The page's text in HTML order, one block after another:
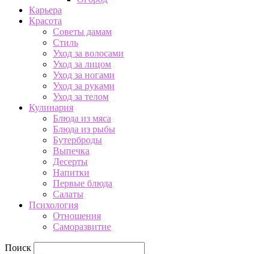
Карьера
Красота
Советы дамам
Стиль
Уход за волосами
Уход за лицом
Уход за ногами
Уход за руками
Уход за телом
Кулинария
Блюда из мяса
Блюда из рыбы
Бутерброды
Выпечка
Десерты
Напитки
Первые блюда
Салаты
Психология
Отношения
Саморазвитие
Поиск